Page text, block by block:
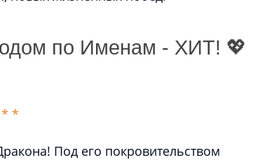
по Именам - ХИТ! 💖
Под его покровительством